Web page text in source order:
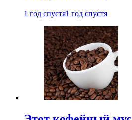
1 год спустя1 год спустя